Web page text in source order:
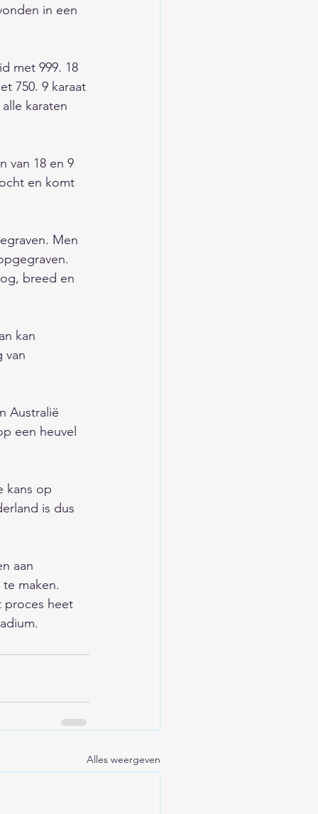
in een
met 999. 18
750. 9 karaat
karaten
van 18 en 9
en komt
Men
breed en
kan
van
Australië
een heuvel
kans op
is dus
aan
maken.
proces heet
Alles weergeven